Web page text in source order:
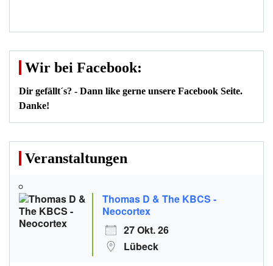
Wir bei Facebook:
Dir gefällt´s? - Dann like gerne unsere Facebook Seite.
Danke!
Veranstaltungen
Thomas D & The KBCS -
Neocortex
27 Okt. 26
Lübeck